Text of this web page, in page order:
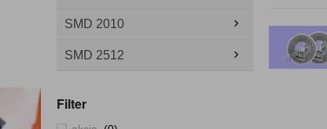
SMD 2010
SMD 2512
Filter